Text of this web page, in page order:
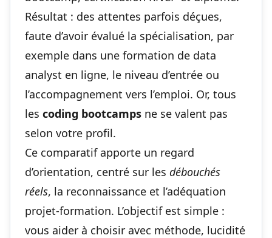
Résultat : des attentes parfois déçues,
faute d’avoir évalué la spécialisation, par
exemple dans une formation de data
analyst en ligne, le niveau d’entrée ou
l’accompagnement vers l’emploi. Or, tous
les coding bootcamps ne se valent pas
selon votre profil.
Ce comparatif apporte un regard
d’orientation, centré sur les débouchés
réels, la reconnaissance et l’adéquation
projet-formation. L’objectif est simple :
vous aider à choisir avec méthode, lucidité